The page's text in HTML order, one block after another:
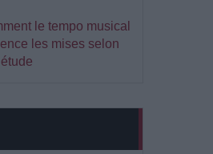
le tempo musical
les mises selon